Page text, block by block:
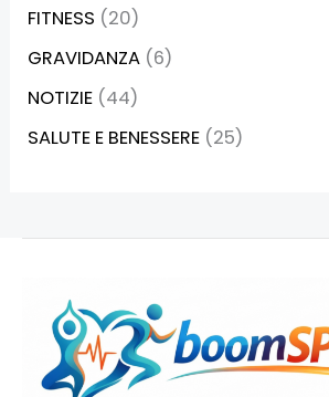
FITNESS (20)
GRAVIDANZA (6)
NOTIZIE (44)
SALUTE E BENESSERE (25)